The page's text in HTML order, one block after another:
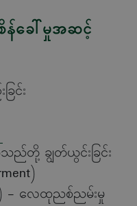
န်ခေါ်မှုအဆင့်
ြင်း
ည်တို့ ချွတ်ယွင်းခြင်း
- လေထုညစ်ညမ်းမှု